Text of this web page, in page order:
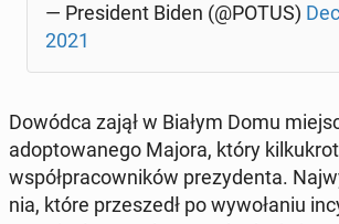
— Pre­si­dent Biden (@POTUS)
2021
Dowódca zajął w Białym Domu
ad­op­to­wa­ne­go Majora, który
współ­pra­cow­ni­ków pre­zy­den­ta.
nia, które prze­szedł po wy­wo­ła­niu